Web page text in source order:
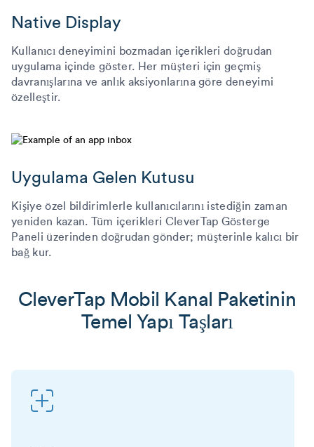
Native Display
Kullanıcı deneyimini bozmadan içerikleri doğrudan
uygulama içinde göster. Her müşteri için geçmiş
davranışlarına ve anlık aksiyonlarına göre deneyimi
özelleştir.
Uygulama Gelen Kutusu
Kişiye özel bildirimlerle kullanıcılarını istediğin zaman
yeniden kazan. Tüm içerikleri CleverTap Gösterge
Paneli üzerinden doğrudan gönder; müşterinle kalıcı bir
bağ kur.
CleverTap Mobil Kanal Paketinin
Temel Yapı Taşları